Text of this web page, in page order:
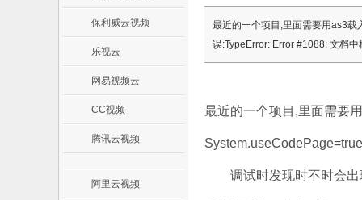
个人网站
为个人网站、博客论坛，添加视频
工
工作
年会
保利威云视频
乐视云
网易视频云
CC视频
腾讯云视频
阿里云视频
最近的一个项目,里面需要用as3
误:TypeError: Error #1088: 文档
最近的一个项目,里面需要
调试时发现时不时会出